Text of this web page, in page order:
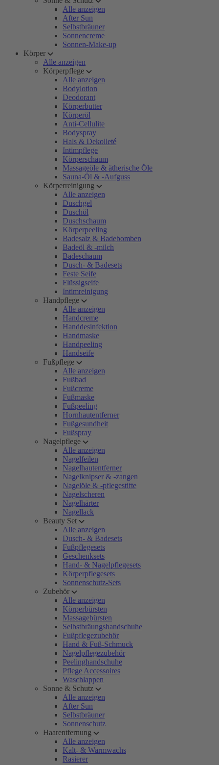
Alle anzeigen
After Sun
Selbstbräuner
Sonnencreme
Sonnen-Make-up
Körper
Alle anzeigen
Körperpflege
Alle anzeigen
Bodylotion
Deodorant
Körperbutter
Körperöl
Anti-Cellulite
Bodyspray
Hals & Dekolleté
Intimpflege
Körperschaum
Massageöle & ätherische Öle
Sauna-Öl & -Aufguss
Körperreinigung
Alle anzeigen
Duschgel
Duschöl
Duschschaum
Körperpeeling
Badesalz & Badebomben
Badeöl & -milch
Badeschaum
Dusch- & Badesets
Feste Seife
Flüssigseife
Intimreinigung
Handpflege
Alle anzeigen
Handcreme
Handdesinfektion
Handmaske
Handpeeling
Handseife
Fußpflege
Alle anzeigen
Fußbad
Fußcreme
Fußmaske
Fußpeeling
Hornhautentferner
Fußgesundheit
Fußspray
Nagelpflege
Alle anzeigen
Nagelfeilen
Nagelhautentferner
Nagelknipser & -zangen
Nagelöle & -pflegestifte
Nagelscheren
Nagelhärter
Nagellack
Beauty Set
Alle anzeigen
Dusch- & Badesets
Fußpflegesets
Geschenksets
Hand- & Nagelpflegesets
Körperpflegesets
Sonnenschutz-Sets
Zubehör
Alle anzeigen
Körperbürsten
Massagebürsten
Selbstbräungshandschuhe
Fußpflegezubehör
Hand & Fuß-Schmuck
Nagelpflegezubehör
Peelinghandschuhe
Pflege Accessoires
Waschlappen
Sonne & Schutz
Alle anzeigen
After Sun
Selbstbräuner
Sonnenschutz
Haarentfernung
Alle anzeigen
Kalt- & Warmwachs
Rasierer